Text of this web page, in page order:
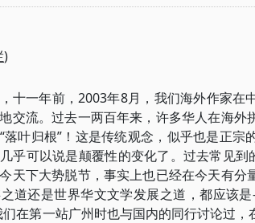
)
十一年前，2003年8月，我们海外作家在
交流。过去一两百年来，许多华人在海
叶归根”！这是传统观念，似乎也是正宗
乎可以说是颠覆性的变化了。过去常见
天下大势脱节，事实上也已经在今天有
道还是世界华文文学发展之道，都应
在第一站广州时也与国内的同行讨论过